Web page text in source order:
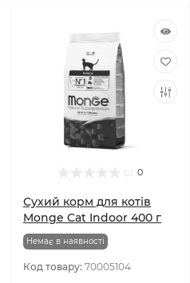
0
Сухий корм для котів
Monge Cat Indoor 400 г
Немає в наявності
Код товару: 70005104